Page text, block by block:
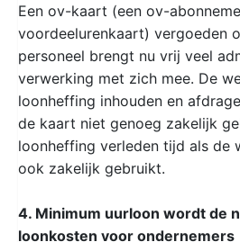
Een ov-kaart (een ov-
voordeelurenkaart) vergoeden
personeel brengt nu vrij veel
verwerking met zich mee. De
loonheffing inhouden en
de kaart niet genoeg zakelijk
loonheffing verleden tijd als de
ook zakelijk gebruikt.
4. Minimum uurloon wordt de
loonkosten voor ondernemers